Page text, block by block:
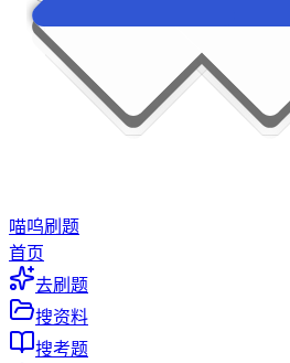
喵呜刷题
首页
去刷题
搜资料
搜考题